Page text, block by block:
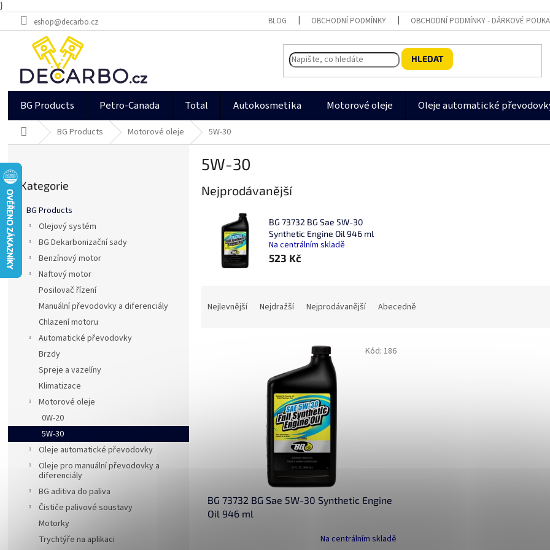
}
na
eshop@decarbo.cz BLOG OBCHODNÍ PODMÍNKY OBCHODNÍ PODMÍNKY - DÁRKOVÉ
HLEDAT
BG Products Petro-Canada Total Autokosmetika Motorové oleje Oleje automatické
Domů BG Products Motorové oleje 5W-30
o
s
t
r
a
n
n
í
p
kategorie
Kategorie
BG Products
Olejový systém
BG Dekarbonizační sady
Benzínový motor
Naftový motor
Posilovač řízení
Manuální převodovky a diferenciály
Chlazení motoru
Automatické převodovky
Brzdy
Spreje a vazelíny
Klimatizace
Motorové oleje
0W-20
5W-30
Oleje automatické převodovky
Oleje pro manuální převodovky a
diferenciály
BG aditiva do paliva
Čističe palivové soustavy
Motorky
Trychtýře na aplikaci
5W-30
Nejprodávanější
BG 73732 BG Sae 5W-30
Synthetic Engine Oil 946 ml
Na centrálním skladě
523 Kč
aNejlevnější Nejdražší Nejprodávanější Abecedně
BG 73732 BG Sae 5W-30 Synthetic Engine
Oil 946 ml
Na centrálním skladě
Kód: 186